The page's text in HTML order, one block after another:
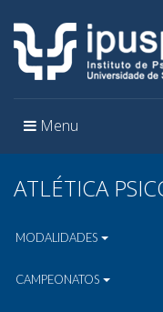
Toggle
Menu
ATLÉTICA
MODALIDADES
CAMPEONATOS